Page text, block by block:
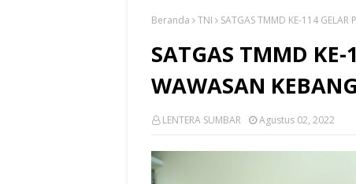
Beranda TNI SATGAS TMMD KE-114 GELAR
SATGAS TMMD KE-
WAWASAN
LENTERA SUMBAR Agustus 02, 2022